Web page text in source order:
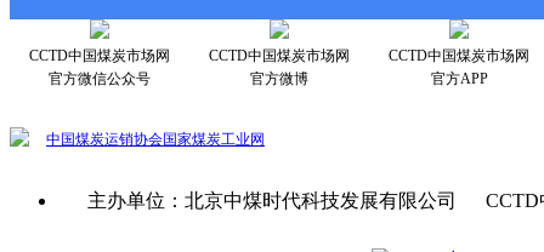
CCTD中国煤炭市场网
官方微信公众号
CCTD中国煤炭市场网
官方微博
CCTD中国煤炭市场网
官方APP
中国煤炭运销协会国家煤炭工业网
主办单位：北京中煤时代科技发展有限公司